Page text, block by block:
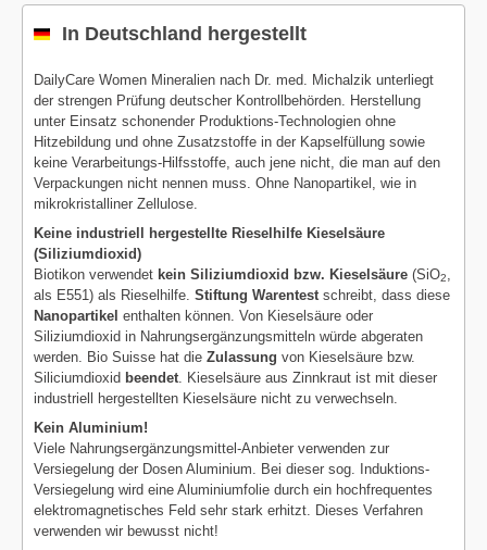
In Deutschland hergestellt
DailyCare Women Mineralien nach Dr. med. Michalzik unterliegt
der strengen Prüfung deutscher Kontrollbehörden. Herstellung
unter Einsatz schonender Produktions-Technologien ohne
Hitzebildung und ohne Zusatzstoffe in der Kapselfüllung sowie
keine Verarbeitungs-Hilfsstoffe, auch jene nicht, die man auf den
Verpackungen nicht nennen muss. Ohne Nanopartikel, wie in
mikrokristalliner Zellulose.
Keine industriell hergestellte Rieselhilfe Kieselsäure
(Siliziumdioxid)
Biotikon verwendet kein Siliziumdioxid bzw. Kieselsäure (SiO2
als E551) als Rieselhilfe. Stiftung Warentest schreibt, dass diese
Nanopartikel enthalten können. Von Kieselsäure oder
Siliziumdioxid in Nahrungsergänzungsmitteln würde abgeraten
werden. Bio Suisse hat die Zulassung von Kieselsäure bzw.
Siliciumdioxid beendet . Kieselsäure aus Zinnkraut ist mit dieser
industriell hergestellten Kieselsäure nicht zu verwechseln.
Kein Aluminium!
Viele Nahrungsergänzungsmittel-Anbieter verwenden zur
Versiegelung der Dosen Aluminium. Bei dieser sog. Induktions-
Versiegelung wird eine Aluminiumfolie durch ein hochfrequentes
elektromagnetisches Feld sehr stark erhitzt. Dieses Verfahren
verwenden wir bewusst nicht!